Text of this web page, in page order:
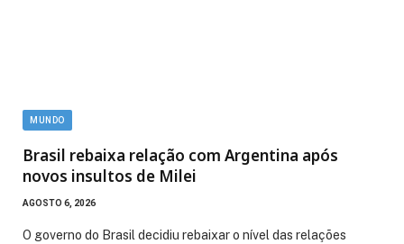
MUNDO
Brasil rebaixa relação com Argentina após
novos insultos de Milei
AGOSTO 6, 2026
O governo do Brasil decidiu rebaixar o nível das relações